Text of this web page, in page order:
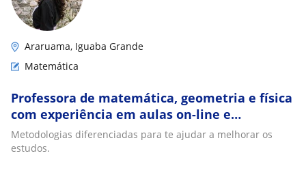
Araruama, Iguaba Grande
Matemática
Professora de matemática, geometria e física
com experiência em aulas on-line e
presenciais
Metodologias diferenciadas para te ajudar a melhorar os
estudos.